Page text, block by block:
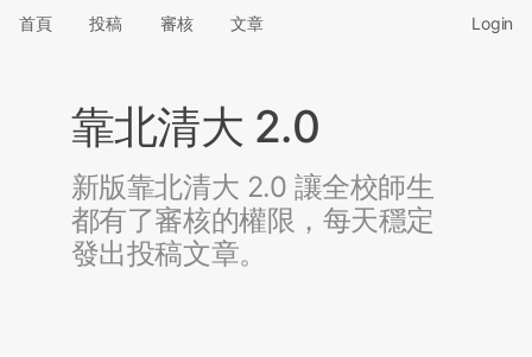
首頁 投稿 審核 文章 Login
靠北清大 2.0
新版靠北清大 2.0 讓全校師生
都有了審核的權限，每天穩定
發出投稿文章。